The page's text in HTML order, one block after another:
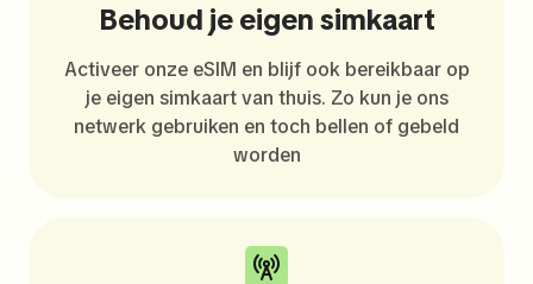
Behoud je eigen simkaart
Activeer onze eSIM en blijf ook bereikbaar op
je eigen simkaart van thuis. Zo kun je ons
netwerk gebruiken en toch bellen of gebeld
worden